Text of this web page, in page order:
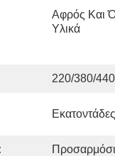
Αφρός Και
Υλικά
220/380/